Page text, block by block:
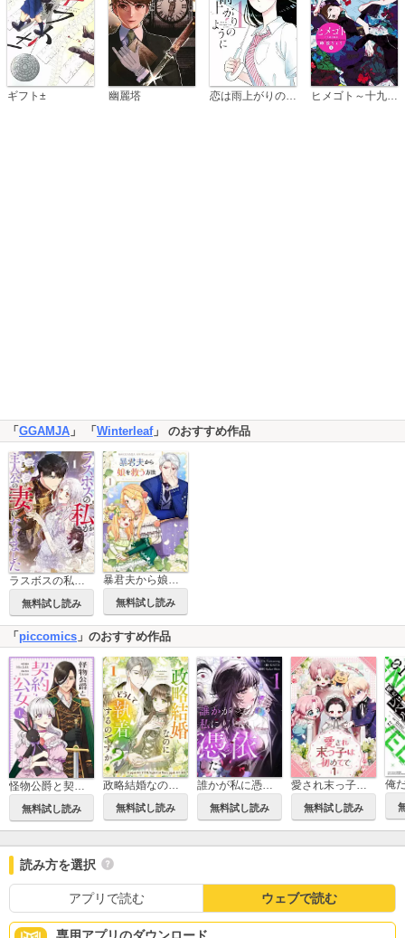
ギフト± 幽麗塔 恋は雨上がりのように ヒメゴト～十九歳の制服～
「 GGAMJA 」 「 Winterleaf」 のおすすめ作品
ラスボスの私が主人公の妻になりました
無料試し読み
暴君夫から娘を救う方法
無料試し読み
「 piccomics 」のおすすめ作品
無料試し読み
政略結婚なのにどうして執着するのですか？
無料試し読み
誰かが私に憑依した
無料試し読み
愛され末っ子は初めてで
無料試し読み
読み方を選択
アプリで読む ウェブで読む
専用アプリのダウンロード